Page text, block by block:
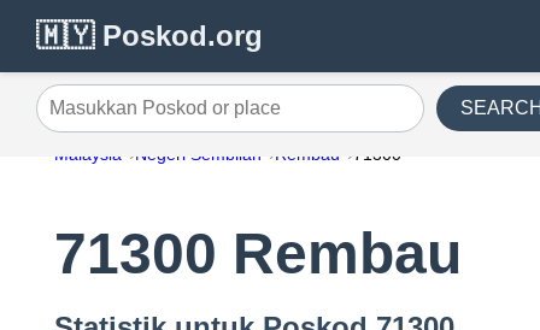
🇲🇾 Poskod.org
Masukkan Poskod or place
Malaysia Negeri Sembilan Rembau 71300
71300 Rembau